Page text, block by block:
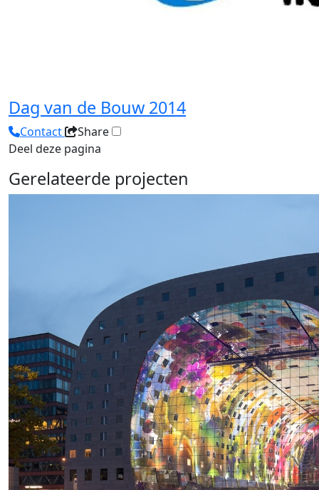
Dag van de Bouw 2014
Contact
Share
Deel deze pagina
Gerelateerde projecten